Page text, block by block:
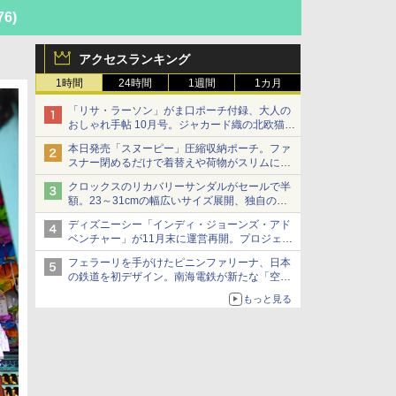
アクセスランキング
1時間 24時間 1週間 1カ月
「リサ・ラーソン」がま口ポーチ付録、大人の
おしゃれ手帖 10月号。ジャカード織の北欧猫デ
ザイン
本日発売「スヌーピー」圧縮収納ポーチ。ファ
スナー閉めるだけで着替えや荷物がスリムにま
とまる
クロックスのリカバリーサンダルがセールで半
額。23～31cmの幅広いサイズ展開、独自のク
ッション素材を採用
ディズニーシー「インディ・ジョーンズ・アド
ベンチャー」が11月末に運営再開。プロジェク
ションマッピングを追加、DPAは1500円
フェラーリを手がけたピニンファリーナ、日本
の鉄道を初デザイン。南海電鉄が新たな「空港
もっと見る